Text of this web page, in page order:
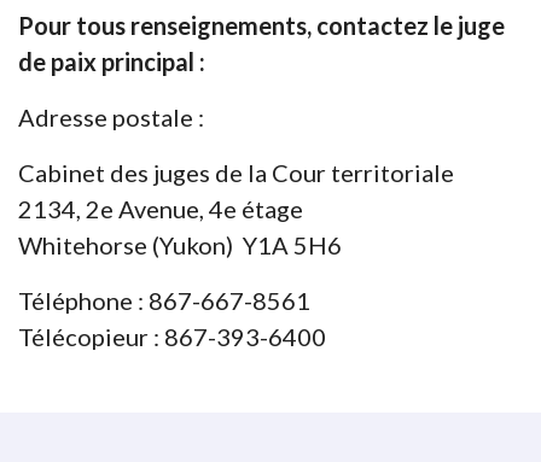
Pour tous renseignements, contactez le juge
de paix principal :
Adresse postale :
Cabinet des juges de la Cour territoriale
2134, 2e Avenue, 4e étage
Whitehorse (Yukon) Y1A 5H6
Téléphone : 867-667-8561
Télécopieur : 867-393-6400